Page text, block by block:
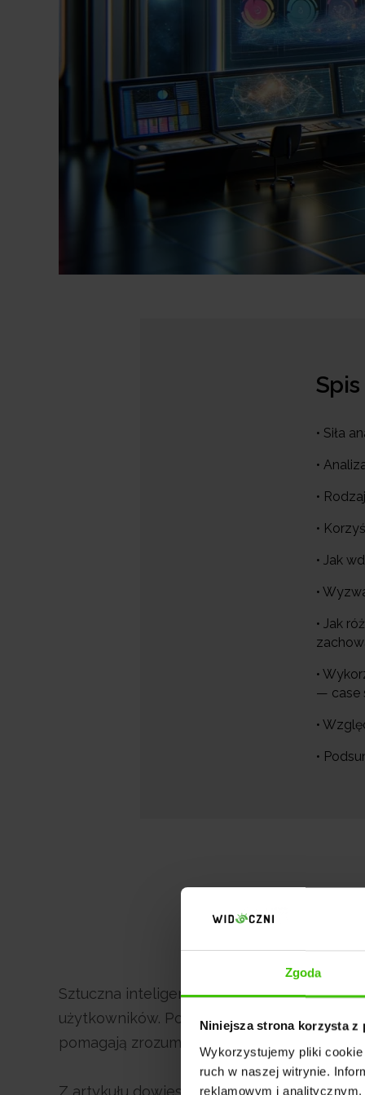
Zgoda
Niniejsza strona korzysta z
Wykorzystujemy pliki
ruch w naszej witrynie.
reklamowym i
• Siła
•
•
•
• Jak
•
• Jak
•
— case
•
•
Sztuczna inteligencja staje się coraz
użytkowników. Poprzez analizę
pomagają zrozumieć, jak użytkownicy
Z artykułu dowiesz się: